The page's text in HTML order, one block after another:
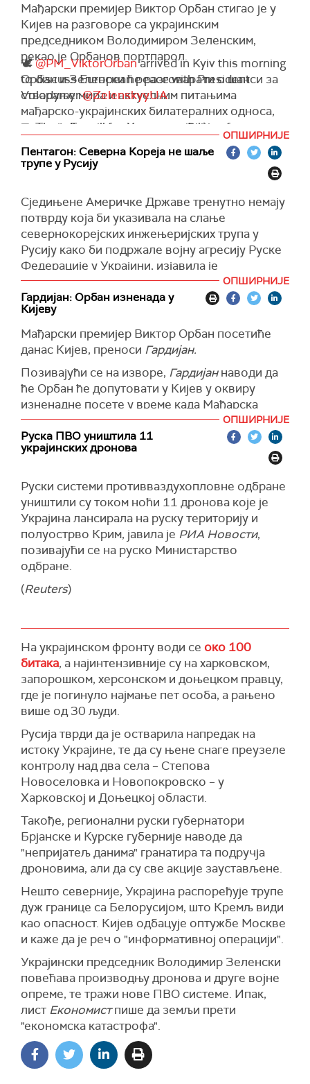
Мађарски премијер Виктор Орбан стигао је у
Кијев на разговоре са украјинским
председником Володимиром Зеленским,
рекао је Орбанов портпарол.
Орбан и Зеленски ће разговарати о шанси за
стварање мира и актуелним питањима
мађарско-украјинских билатералних односа,
рекао је Берталан Хаваси за Ројтерс.
Информацију је објавио на друштвеној мрежи
Икси портпарол мађарске владе Золтан
Посета Орбана, отвореног критичара западне
војне помоћи Украјини, долази дан након што
је Мађарска преузела ротирајуће
председавање Савету Европске уније.
🕊️@PM_ViktorOrbanarrived in Kyiv this morning
to discuss European peace with President
Volodymyr@ZelenskyyUA.
🤝 The talks will focus on possibilities for
achieving peace, as well as current issues in
Hungarian-Ukrainian bilateral relations.
pic.twitter.com/YjX7vdeGbF
— Zoltan Kovacs (@zoltanspox)July 2, 2024
ОПШИРНИЈЕ
Пентагон: Северна Кореја не шаље
трупе у Русију
Сједињене Америчке Државе тренутно немају
потврду која би указивала на слање
севернокорејских инжењеријских трупа у
Русију како би подржале војну агресију Руске
Федерације у Украјини, изјавила је
на брифингу за новинаре заменица
портпарола Министарства одбране САД
Сабрина Синг.
"Немам шта да кажем о томе", рекла је
представница министарства одбране
одговарајући на питање да ли Пентагон види
знаке да је Северна Кореја послала своје
трупе у Русију да подржи њен рат у Украјини.
Истовремено, Сингова је нагласила да су САД
свесне позиције режима у Пјонгјангу, који
подржава војну агресију Кремља и пружа
С тим у вези, из Института за проучавање рата
(ИСВ) напомињу да још нису видели извештаје
који би на то указивали. Међутим, војни
аналитичари сугеришу да би директна
инжењерска подршка ДНРК могла да
допринесе руским напорима да прошири војну
инфраструктуру и одбрамбена утврђења на
(Укринформ)
ОПШИРНИЈЕ
Гардијан: Орбан изненада у
Кијеву
Мађарски премијер Виктор Орбан посетиће
данас Кијев, преноси Гардијан.
Позивајући се на изворе, Гардијаннаводи да
ће Орбан ће допутовати у Кијев у оквиру
изненадне посете у време када Мађарска
преузима ротирајуће председавање ЕУ.
Очекује се да ће се проруски политичар
састати са украјинским председником
Орбан ће посетити Украјину први пут од
почетка инвазије у пуном обиму.
Како преносиГардијан, саветник шефа
Канцеларије председника Украјине Михаило
Подољак одбио је да коментарише могућу
посету, али је други извор у Кијеву потврдио
промена у последњем тренутку“, рекао је тај
извор.
Такође, Извор у Будимпешти рекао је да су
преговори у вези са посетом били дуги.
Главна тема ће наводно бити питање права
мађарског говорног подручја у Украјини, која
живи на крајњем западу Украјине у близини
границе између две земље.
"Претпоставка састанка је била да се реши
питање права држављанства. Последњих
недеља је постигнут договор. Они ће то моћи
да прогласе успешним", рекао је извор.
(Guardian)
ОПШИРНИЈЕ
Руска ПВО уништила 11
украјинских дронова
Руски системи противваздухопловне одбране
уништили су током ноћи 11 дронова које је
Украјина лансирала на руску територију и
полуострво Крим, јавила је РИА Новости,
позивајући се на руско Министарство
одбране.
(Reuters)
На украјинском фронту води се око 100
битака, а најинтензивније су на харковском,
запорошком, херсонском и доњецком правцу,
где је погинуло најмање пет особа, а рањено
више од 30 људи.
Русија тврди да је остварила напредак на
истоку Украјине, те да су њене снаге преузеле
контролу над два села – Степова
Новоселовка и Новопокровско – у
Харковској и Доњецкој области.
Такође, регионални руски губернатори
Брјанске и Курске губерније наводе да
"непријатељ данима" гранaтира та подручја
дроновима, али да су све акције заустављене.
Нешто северније, Украјина распоређује трупе
дуж границе са Белорусијом, што Кремљ види
као опасност. Кијев одбацује оптужбе Москве
и каже да је реч о "информативној операцији".
Украјински председник Володимир Зеленски
повећава производњу дронова и друге војне
опреме, те тражи нове ПВО системе. Ипак,
лист Економистпише да земљи прети
"економска катастрофа".